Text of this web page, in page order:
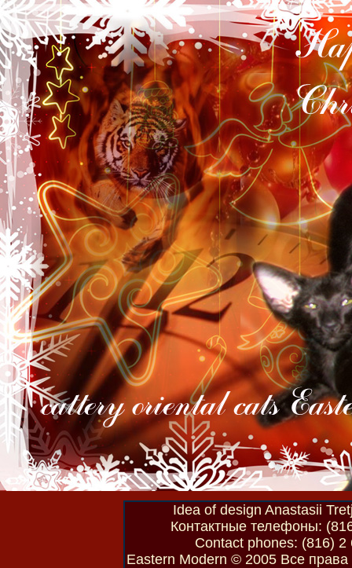
Idea of design Anastasii
Контактные телефоны:
Contact phones: (816)
Eastern Modern © 2005 Все